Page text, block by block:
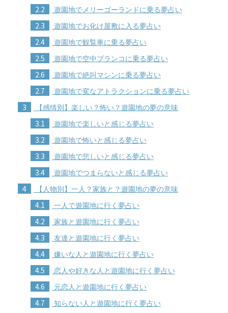
2.2 遊園地でメリーゴーランドに乗る夢占い
2.3 遊園地でお化け屋敷に入る夢占い
2.4 遊園地で観覧車に乗る夢占い
2.5 遊園地で空中ブランコに乗る夢占い
2.6 遊園地で絶叫マシンに乗る夢占い
2.7 遊園地で変なアトラクションに乗る夢占い
3 【感情別】楽しい？怖い？遊園地の夢の意味
3.1 遊園地で楽しいと感じる夢占い
3.2 遊園地で怖いと感じる夢占い
3.3 遊園地で悲しいと感じる夢占い
3.4 遊園地でつまらないと感じる夢占い
4 【人物別】一人？家族と？遊園地の夢の意味
4.1 一人で遊園地に行く夢占い
4.2 家族と遊園地に行く夢占い
4.3 友達と遊園地に行く夢占い
4.4 嫌いな人と遊園地に行く夢占い
4.5 恋人や好きな人と遊園地に行く夢占い
4.6 元恋人と遊園地に行く夢占い
4.7 知らない人と遊園地に行く夢占い